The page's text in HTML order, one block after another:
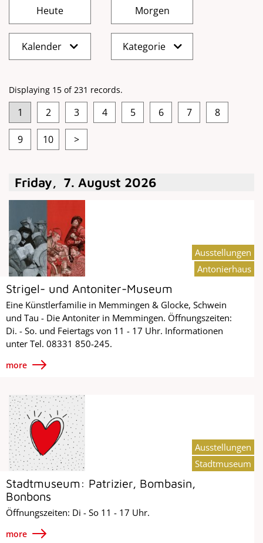
Kalender Kategorie
Displaying 15 of 231 records.
1 2 3 4 5 6 7 8
9 10 >
Friday, 7. August 2026
Strigel- und Antoniter-Museum
Eine Künstlerfamilie in Memmingen & Glocke, Schwein
und Tau - Die Antoniter in Memmingen. Öffnungszeiten:
Di. - So. und Feiertags von 11 - 17 Uhr. Informationen
unter Tel. 08331 850-245.
more
Ausstellungen
Antonierhaus
Stadtmuseum: Patrizier, Bombasin,
Bonbons
Öffnungszeiten: Di - So 11 - 17 Uhr.
more
Ausstellungen
Stadtmuseum